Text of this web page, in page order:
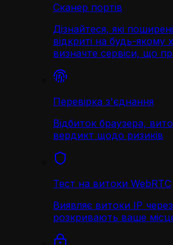
Сканер портів
Дізнайтеся, які
відкриті на будь-якому
визначте сервіси, що
Перевірка з'єднання
Відбиток браузера,
вердикт щодо ризиків
Тест на витоки WebRTC
Виявляє витоки IP
розкривають ваше